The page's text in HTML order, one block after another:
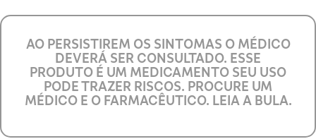
AO PERSISTIREM OS SINTOMAS O MÉDICO
DEVERÁ SER CONSULTADO. ESSE
PRODUTO É UM MEDICAMENTO SEU USO
PODE TRAZER RISCOS. PROCURE UM
MÉDICO E O FARMACÊUTICO. LEIA A BULA.